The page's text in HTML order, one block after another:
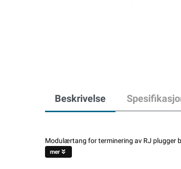
Beskrivelse
Modulærtang for terminering av RJ plugger
mer